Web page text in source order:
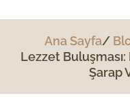
Ana Sayfa
Lezzet Buluşması:
Şarap